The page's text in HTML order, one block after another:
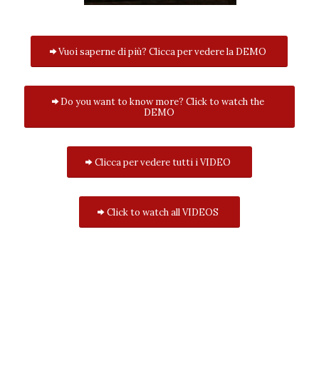
Vuoi saperne di più? Clicca per vedere la DEMO
Do you want to know more? Click to watch the
DEMO
Clicca per vedere tutti i VIDEO
Click to watch all VIDEOS